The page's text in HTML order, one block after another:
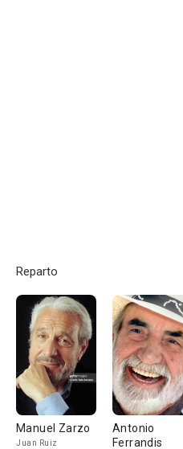
Reparto
Manuel Zarzo
Juan Ruiz
Antonio
Ferrandis